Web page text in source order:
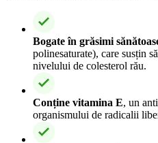
Bogate în grăsimi
polinesaturate), care susțin
nivelului de colesterol rău.
Conține vitamina E, un
organismului de radicalii